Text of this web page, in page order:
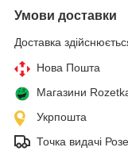
Умови доставки
Доставка
Нова Пошта
Магазини
Укрпошта
Точка видачі